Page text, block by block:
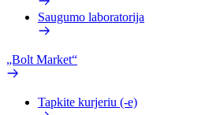
Saugumo laboratorija
„Bolt Market“
Tapkite kurjeriu (-e)